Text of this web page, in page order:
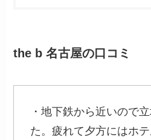
the b 名古屋の口コミ
・地下鉄から近いので
た。疲れて夕方にはホテ